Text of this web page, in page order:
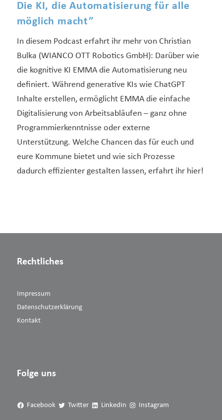
Die KI, die Automatisierung für alle
möglich macht”
In diesem Podcast erfahrt ihr mehr von Christian
Bulka (WIANCO OTT Robotics GmbH): Darüber wie
die kognitive KI EMMA die Automatisierung neu
definiert. Während generative KIs wie ChatGPT
Inhalte erstellen, ermöglicht EMMA die einfache
Digitalisierung von Arbeitsabläufen – ganz ohne
Programmierkenntnisse oder externe
Unterstützung. Welche Chancen das für euch und
eure Kommune bietet und wie sich Prozesse
dadurch effizienter gestalten lassen, erfahrt ihr hier!
Rechtliches
Impressum
Datenschutzerklärung
Kontakt
Folge uns
Facebook Twitter LinkedIn Instagram